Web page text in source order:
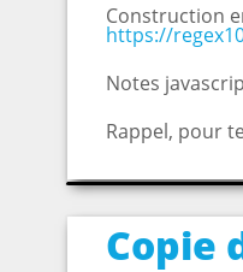
Construction
https://
Notes
Rappel, pour
Copie